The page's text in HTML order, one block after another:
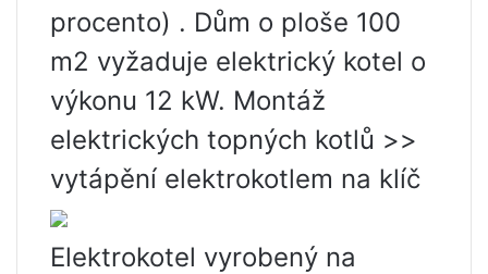
procento) . Dům o ploše 100
m2 vyžaduje elektrický kotel o
výkonu 12 kW. Montáž
elektrických topných kotlů >>
vytápění elektrokotlem na klíč
Elektrokotel vyrobený na